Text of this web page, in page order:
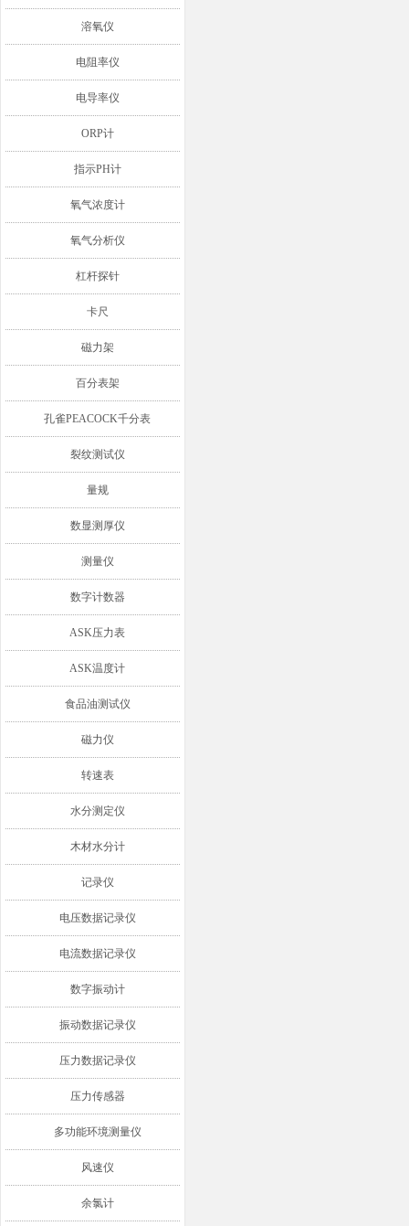
溶氧仪
电阻率仪
电导率仪
ORP计
指示PH计
氧气浓度计
氧气分析仪
杠杆探针
卡尺
磁力架
百分表架
孔雀PEACOCK千分表
裂纹测试仪
量规
数显测厚仪
测量仪
数字计数器
ASK压力表
ASK温度计
食品油测试仪
磁力仪
转速表
水分测定仪
木材水分计
记录仪
电压数据记录仪
电流数据记录仪
数字振动计
振动数据记录仪
压力数据记录仪
压力传感器
多功能环境测量仪
风速仪
余氯计